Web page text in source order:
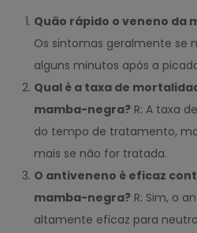
Quão rápido o veneno da
Os sintomas geralmente se
alguns minutos após a
Qual é a taxa de
mamba-negra? R: A taxa
do tempo de tratamento,
mais se não for tratada.
O antiveneno é eficaz
mamba-negra? R: Sim, o
altamente eficaz para